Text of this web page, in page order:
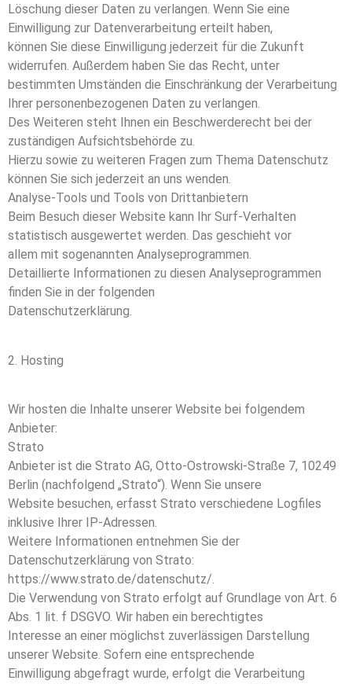
Löschung dieser Daten zu verlangen. Wenn Sie eine
Einwilligung zur Datenverarbeitung erteilt haben,
können Sie diese Einwilligung jederzeit für die Zukunft
widerrufen. Außerdem haben Sie das Recht, unter
bestimmten Umständen die Einschränkung der Verarbeitung
Ihrer personenbezogenen Daten zu verlangen.
Des Weiteren steht Ihnen ein Beschwerderecht bei der
zuständigen Aufsichtsbehörde zu.
Hierzu sowie zu weiteren Fragen zum Thema Datenschutz
können Sie sich jederzeit an uns wenden.
Analyse-Tools und Tools von Drittanbietern
Beim Besuch dieser Website kann Ihr Surf-Verhalten
statistisch ausgewertet werden. Das geschieht vor
allem mit sogenannten Analyseprogrammen.
Detaillierte Informationen zu diesen Analyseprogrammen
finden Sie in der folgenden
Datenschutzerklärung.
2. Hosting
Wir hosten die Inhalte unserer Website bei folgendem
Anbieter:
Strato
Anbieter ist die Strato AG, Otto-Ostrowski-Straße 7, 10249
Berlin (nachfolgend „Strato“). Wenn Sie unsere
Website besuchen, erfasst Strato verschiedene Logfiles
inklusive Ihrer IP-Adressen.
Weitere Informationen entnehmen Sie der
Datenschutzerklärung von Strato:
https://www.strato.de/datenschutz/.
Die Verwendung von Strato erfolgt auf Grundlage von Art. 6
Abs. 1 lit. f DSGVO. Wir haben ein berechtigtes
Interesse an einer möglichst zuverlässigen Darstellung
unserer Website. Sofern eine entsprechende
Einwilligung abgefragt wurde, erfolgt die Verarbeitung